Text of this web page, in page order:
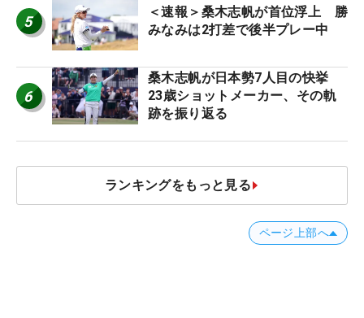
5
＜速報＞桑木志帆が首位浮上 勝
みなみは2打差で後半プレー中
6
桑木志帆が日本勢7人目の快挙
23歳ショットメーカー、その軌
跡を振り返る
ランキングをもっと見る
ページ上部へ